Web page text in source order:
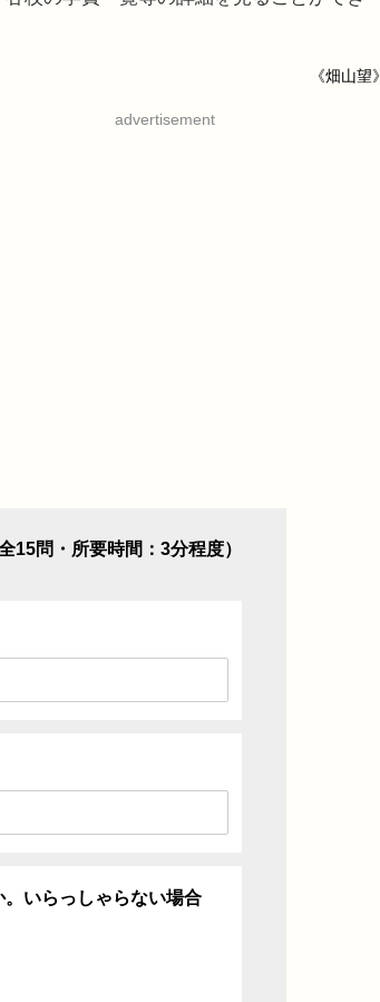
《畑山望》
advertisement
15問・所要時間：3分程度）
いらっしゃらない場合